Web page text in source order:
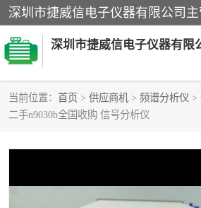
深圳市捷威信电子仪器有限
当前位置： 首页 > 供应商机 > 频谱分析仪 >
二手n9030b全国收购 信号分析仪
探头